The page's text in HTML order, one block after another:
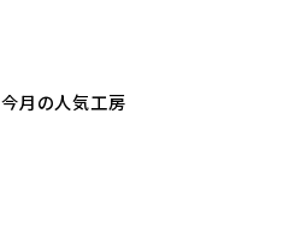
今月の人気工房